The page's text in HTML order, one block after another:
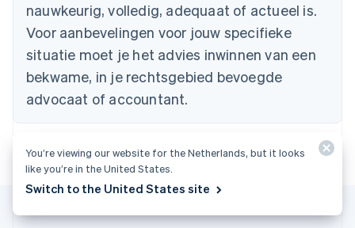
nauwkeurig, volledig, adequaat of actueel is.
Voor aanbevelingen voor jouw specifieke
situatie moet je het advies inwinnen van een
bekwame, in je rechtsgebied bevoegde
advocaat of accountant.
Cyprus
English
Denemarken
English
Duitsland
DeutschEnglish
English
EnglishSvenska
Frankrijk
FrançaisEnglish
English
You’re viewing our website for the Netherlands, but it looks
like you’re in the United States.
Switch to the United States site